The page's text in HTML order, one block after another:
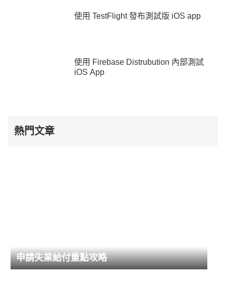
使用 TestFlight 發布測試版 iOS app
使用 Firebase Distrubution 內部測試
iOS App
熱門文章
申請失業給付重點攻略